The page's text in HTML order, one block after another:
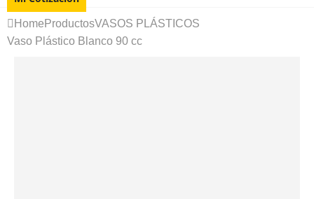
Home ProductosVASOS PLÁSTICOS
Vaso Plástico Blanco 90 cc